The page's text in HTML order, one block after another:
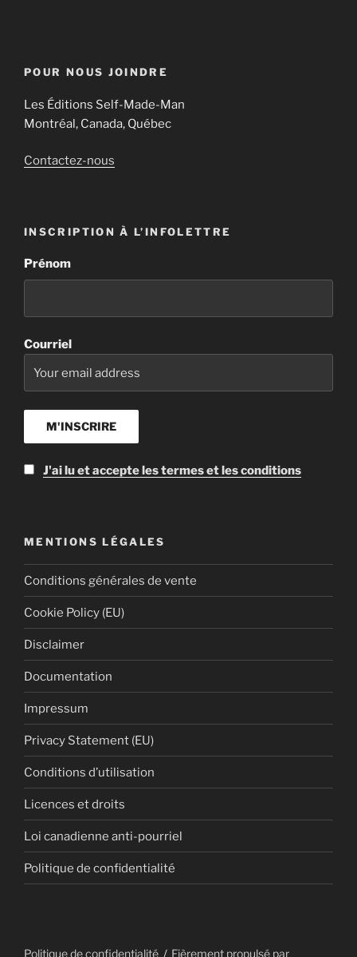
POUR NOUS JOINDRE
Les Éditions Self-Made-Man
Montréal, Canada, Québec
Contactez-nous
INSCRIPTION À L’INFOLETTRE
Prénom
Courriel
J'ai lu et accepte les termes et les conditions
MENTIONS LÉGALES
Conditions générales de vente
Cookie Policy (EU)
Disclaimer
Documentation
Impressum
Privacy Statement (EU)
Conditions d’utilisation
Licences et droits
Loi canadienne anti-pourriel
Politique de confidentialité
Politique de confidentialité Fièrement propulsé par